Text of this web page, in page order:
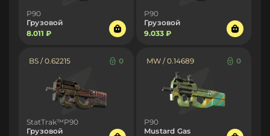
P90
Грузовой
8.011 ₽
P90
Грузовой
9.033 ₽
BS / 0.62215 0
StatTrak™P90
Грузовой
MW / 0.14689 0
P90
Mustard Gas